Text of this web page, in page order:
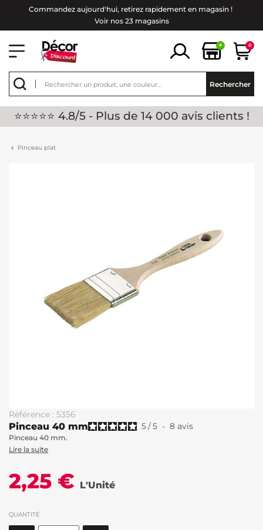
Commandez aujourd'hui, retirez rapidement en magasin !
Voir nos 23 magasins
+ 0
Rechercher
⭐⭐⭐⭐⭐ 4.8/5 - Plus de 14 000 avis clients !
Pinceau plat
Référence : 5356
Pinceau 40 mm 5/5 - 8 avis
Pinceau 40 mm.
Lire la suite
2,25 € L'Unité
QUANTITÉ